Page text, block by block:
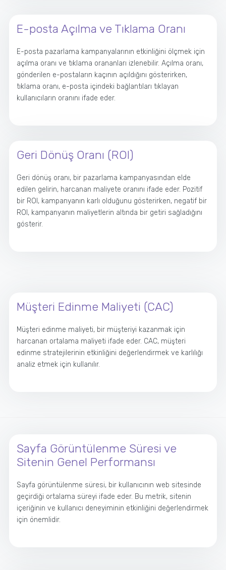
E-posta Açılma ve Tıklama Oranı
E-posta pazarlama kampanyalarının etkinliğini ölçmek için
açılma oranı ve tıklama orananları izlenebilir. Açılma oranı,
gönderilen e-postaların kaçının açıldığını gösterirken,
tıklama oranı, e-posta içindeki bağlantıları tıklayan
kullanıcıların oranını ifade eder.
Geri Dönüş Oranı (ROI)
Geri dönüş oranı, bir pazarlama kampanyasından elde
edilen gelirin, harcanan maliyete oranını ifade eder. Pozitif
bir ROI, kampanyanın karlı olduğunu gösterirken, negatif bir
ROI, kampanyanın maliyetlerin altında bir getiri sağladığını
gösterir.
Müşteri Edinme Maliyeti (CAC)
Müşteri edinme maliyeti, bir müşteriyi kazanmak için
harcanan ortalama maliyeti ifade eder. CAC, müşteri
edinme stratejilerinin etkinliğini değerlendirmek ve karlılığı
analiz etmek için kullanılır.
Sayfa Görüntülenme Süresi ve
Sitenin Genel Performansı
Sayfa görüntülenme süresi, bir kullanıcının web sitesinde
geçirdiği ortalama süreyi ifade eder. Bu metrik, sitenin
içeriğinin ve kullanıcı deneyiminin etkinliğini değerlendirmek
için önemlidir.